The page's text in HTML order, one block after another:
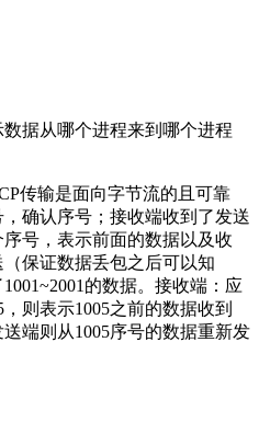
据从哪个进程来到哪个进程
传输是面向字节流的且可靠
确认序号；接收端收到了发送
号，表示前面的数据以及收
保证数据丢包之后可以知
的数据。接收端：应
则表示1005之前的数据收到
端则从1005序号的数据重新发